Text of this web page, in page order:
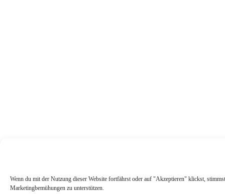
Wenn du mit der Nutzung dieser Website fortfährst oder auf "Akzeptieren" klickst,
Marketingbemühungen zu unterstützen.